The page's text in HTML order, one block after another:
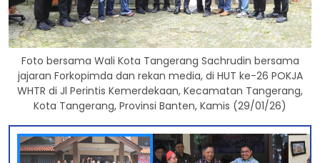
Foto bersama Wali Kota Tangerang Sachrudin bersama
jajaran Forkopimda dan rekan media, di HUT ke-26 POKJA
WHTR di Jl Perintis Kemerdekaan, Kecamatan Tangerang,
Kota Tangerang, Provinsi Banten, Kamis (29/01/26)